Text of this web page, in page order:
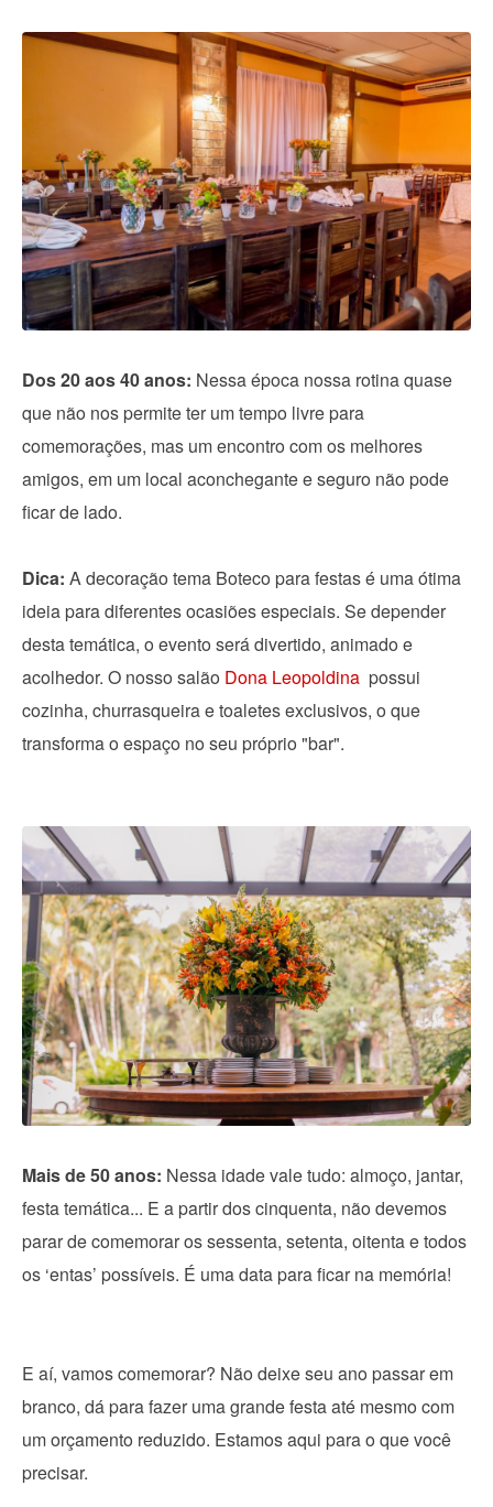
Dos 20 aos 40 anos: Nessa época nossa rotina quase
que não nos permite ter um tempo livre para
comemorações, mas um encontro com os melhores
amigos, em um local aconchegante e seguro não pode
ficar de lado.
Dica: A decoração tema Boteco para festas é uma ótima
ideia para diferentes ocasiões especiais. Se depender
desta temática, o evento será divertido, animado e
acolhedor. O nosso salão Dona Leopoldina possui
cozinha, churrasqueira e toaletes exclusivos, o que
transforma o espaço no seu próprio "bar".
Mais de 50 anos: Nessa idade vale tudo: almoço, jantar,
festa temática... E a partir dos cinquenta, não devemos
parar de comemorar os sessenta, setenta, oitenta e todos
os ‘entas’ possíveis. É uma data para ficar na memória!
E aí, vamos comemorar? Não deixe seu ano passar em
branco, dá para fazer uma grande festa até mesmo com
um orçamento reduzido. Estamos aqui para o que você
precisar.